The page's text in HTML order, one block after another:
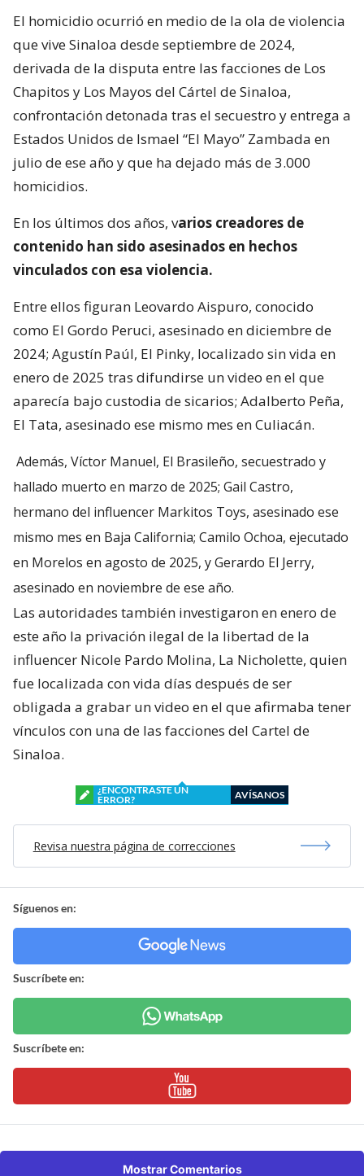
El homicidio ocurrió en medio de la ola de violencia
que vive Sinaloa desde septiembre de 2024,
derivada de la disputa entre las facciones de Los
Chapitos y Los Mayos del Cártel de Sinaloa,
confrontación detonada tras el secuestro y entrega a
Estados Unidos de Ismael “El Mayo” Zambada en
julio de ese año y que ha dejado más de 3.000
homicidios.
En los últimos dos años, varios creadores de
contenido han sido asesinados en hechos
vinculados con esa violencia.
Entre ellos figuran Leovardo Aispuro, conocido
como El Gordo Peruci, asesinado en diciembre de
2024; Agustín Paúl, El Pinky, localizado sin vida en
enero de 2025 tras difundirse un video en el que
aparecía bajo custodia de sicarios; Adalberto Peña,
El Tata, asesinado ese mismo mes en Culiacán.
Además, Víctor Manuel, El Brasileño, secuestrado y
hallado muerto en marzo de 2025; Gail Castro,
hermano del influencer Markitos Toys, asesinado ese
mismo mes en Baja California; Camilo Ochoa, ejecutado
en Morelos en agosto de 2025, y Gerardo El Jerry,
asesinado en noviembre de ese año.
Las autoridades también investigaron en enero de
este año la privación ilegal de la libertad de la
influencer Nicole Pardo Molina, La Nicholette, quien
fue localizada con vida días después de ser
obligada a grabar un video en el que afirmaba tener
vínculos con una de las facciones del Cartel de
Sinaloa.
¿ENCONTRASTE UN
ERROR?
AVÍSANOS
Revisa nuestra página de correcciones
Síguenos en:
Suscríbete en:
Suscríbete en:
Mostrar Comentarios